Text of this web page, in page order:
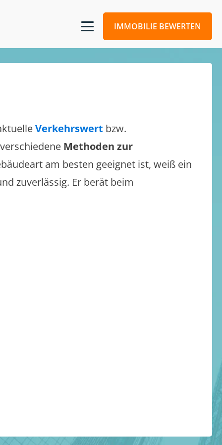
IMMOBILIE BEWERTEN
Verkehrswert bzw.
Methoden zur
am besten geeignet ist, weiß ein
zuverlässig. Er berät beim